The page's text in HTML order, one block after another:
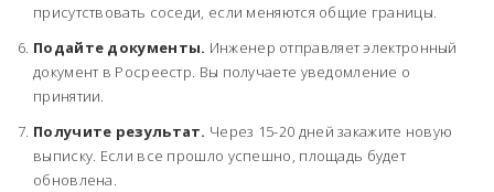
присутствовать соседи, если меняются общие границы.
Подайте документы. Инженер отправляет электронный
документ в Росреестр. Вы получаете уведомление о
принятии.
Получите результат. Через 15-20 дней закажите новую
выписку. Если все прошло успешно, площадь будет
обновлена.